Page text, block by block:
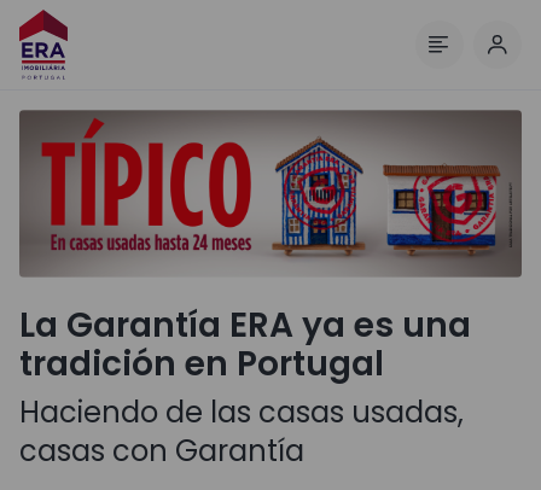
La Garantía ERA ya es una
tradición en Portugal
Haciendo de las casas usadas,
casas con Garantía